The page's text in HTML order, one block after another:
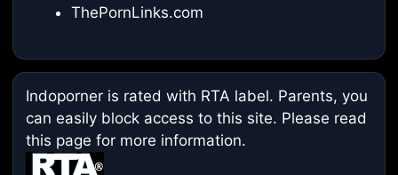
ThePornLinks.com
Indoporner is rated with RTA label. Parents, you
can easily block access to this site. Please read
this page for more information.